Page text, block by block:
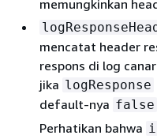
memungkinkan
mencatat header
respons di log
jika logResponse
default-nya false
Perhatikan bahwa